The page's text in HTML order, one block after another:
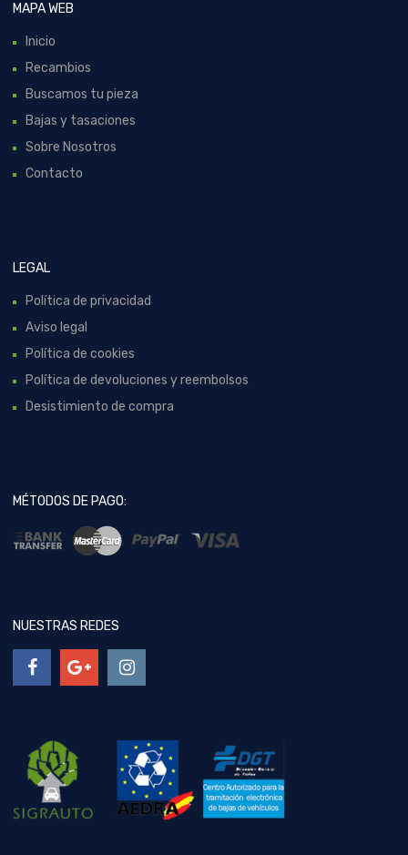
MAPA WEB
Inicio
Recambios
Buscamos tu pieza
Bajas y tasaciones
Sobre Nosotros
Contacto
LEGAL
Política de privacidad
Aviso legal
Política de cookies
Política de devoluciones y reembolsos
Desistimiento de compra
MÉTODOS DE PAGO:
NUESTRAS REDES